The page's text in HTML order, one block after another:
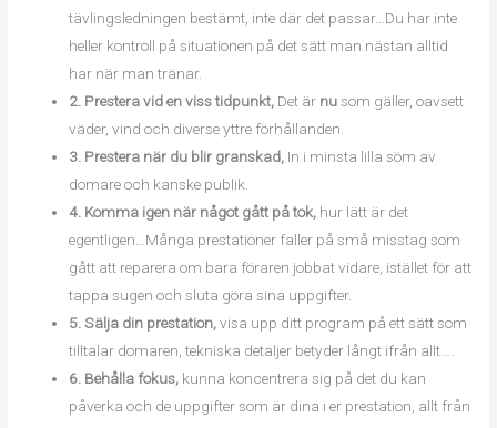
tävlingsledningen bestämt, inte där det passar…Du har inte
heller kontroll på situationen på det sätt man nästan alltid
har när man tränar.
2. Prestera vid en viss tidpunkt, Det är nusom gäller, oavsett
väder, vind och diverse yttre förhållanden.
3. Prestera när du blir granskad, In i minsta lilla söm av
domare och kanske publik.
4. Komma igen när något gått på tok, hur lätt är det
egentligen…Många prestationer faller på små misstag som
gått att reparera om bara föraren jobbat vidare, istället för att
tappa sugen och sluta göra sina uppgifter.
5. Sälja din prestation,visa upp ditt program på ett sätt som
tilltalar domaren, tekniska detaljer betyder långt ifrån allt….
6. Behålla fokus, kunna koncentrera sig på det du kan
påverka och de uppgifter som är dina i er prestation, allt från